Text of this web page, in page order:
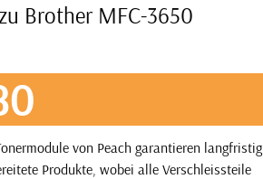
Brother MFC-3650
von Peach garantieren langfristig
Produkte, wobei alle Verschleissteile